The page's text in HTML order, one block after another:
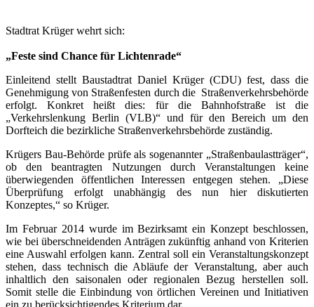
Stadtrat Krüger wehrt sich:
„Feste sind Chance für Lichtenrade“
Einleitend stellt Baustadtrat Daniel Krüger (CDU) fest, dass die
Genehmigung von Straßenfesten durch die Straßenverkehrsbehörde
erfolgt. Konkret heißt dies: für die Bahnhofstraße ist die
„Verkehrslenkung Berlin (VLB)“ und für den Bereich um den
Dorfteich die bezirkliche Straßenverkehrsbehörde zuständig.
Krügers Bau-Behörde prüfe als sogenannter „Straßenbaulastträger“,
ob den beantragten Nutzungen durch Veranstaltungen keine
überwiegenden öffentlichen Interessen entgegen stehen. „Diese
Überprüfung erfolgt unabhängig des nun hier diskutierten
Konzeptes,“ so Krüger.
Im Februar 2014 wurde im Bezirksamt ein Konzept beschlossen,
wie bei überschneidenden Anträgen zukünftig anhand von Kriterien
eine Auswahl erfolgen kann. Zentral soll ein Veranstaltungskonzept
stehen, dass technisch die Abläufe der Veranstaltung, aber auch
inhaltlich den saisonalen oder regionalen Bezug herstellen soll.
Somit stelle die Einbindung von örtlichen Vereinen und Initiativen
ein zu berücksichtigendes Kriterium dar.